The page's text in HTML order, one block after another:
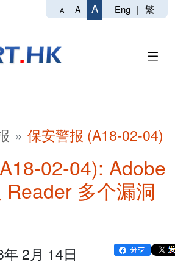
A A A Eng | 繁
保安警报 (A18-02-04)
02-04): Adobe
多个漏洞
2月 14日